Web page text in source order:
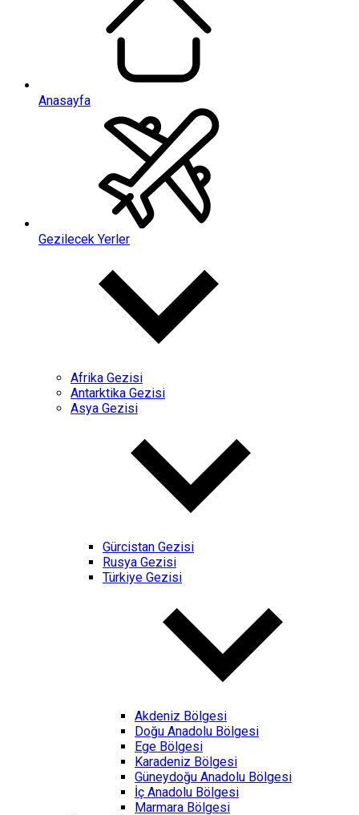
Anasayfa
Gezilecek Yerler
Afrika Gezisi
Antarktika Gezisi
Asya Gezisi
Gürcistan Gezisi
Rusya Gezisi
Türkiye Gezisi
Akdeniz Bölgesi
Doğu Anadolu Bölgesi
Ege Bölgesi
Karadeniz Bölgesi
Güneydoğu Anadolu Bölgesi
İç Anadolu Bölgesi
Marmara Bölgesi